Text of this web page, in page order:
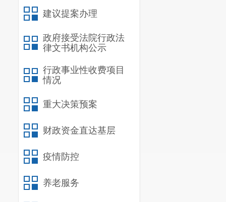
建议提案办理
政府接受法院行政法
律文书机构公示
行政事业性收费项目
情况
重大决策预案
财政资金直达基层
疫情防控
养老服务